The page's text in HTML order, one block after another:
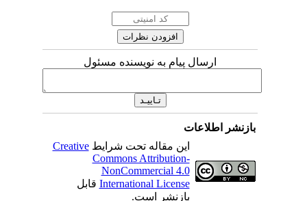
ارسال پیام به نویسنده مسئول
بازنشر اطلاعات
این مقاله تحت شرایطCreative
Commons Attribution-
NonCommercial 4.0
International Licenseقابل
بازنشر است.